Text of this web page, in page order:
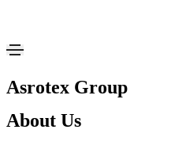
Asrotex Group
About Us